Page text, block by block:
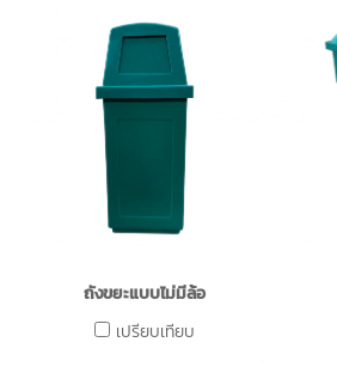
ถังขยะแบบไม่มีล้อ
เปรียบเทียบ